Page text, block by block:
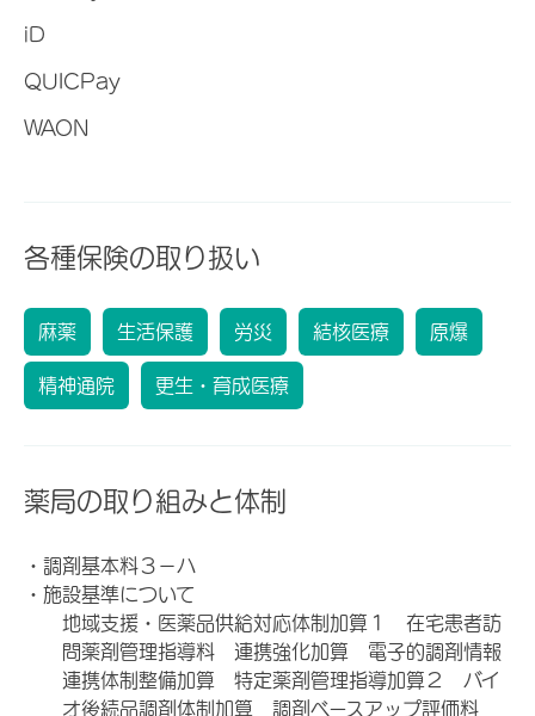
iD
QUICPay
WAON
各種保険の取り扱い
麻薬 生活保護 労災 結核医療 原爆
精神通院 更生・育成医療
薬局の取り組みと体制
・調剤基本料３－ハ
・施設基準について
地域支援・医薬品供給対応体制加算１ 在宅患者訪
問薬剤管理指導料 連携強化加算 電子的調剤情報
連携体制整備加算 特定薬剤管理指導加算２ バイ
オ後続品調剤体制加算 調剤ベースアップ評価料